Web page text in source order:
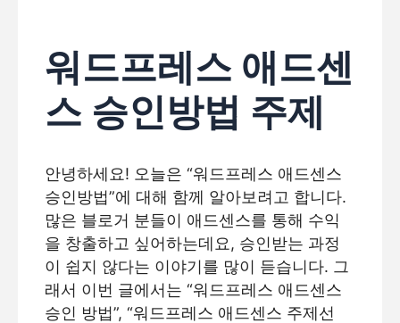
워드프레스 애드센
스 승인방법 주제
안녕하세요! 오늘은 “워드프레스 애드센스
승인방법”에 대해 함께 알아보려고 합니다.
많은 블로거 분들이 애드센스를 통해 수익
을 창출하고 싶어하는데요, 승인받는 과정
이 쉽지 않다는 이야기를 많이 듣습니다. 그
래서 이번 글에서는 “워드프레스 애드센스
승인 방법”, “워드프레스 애드센스 주제선